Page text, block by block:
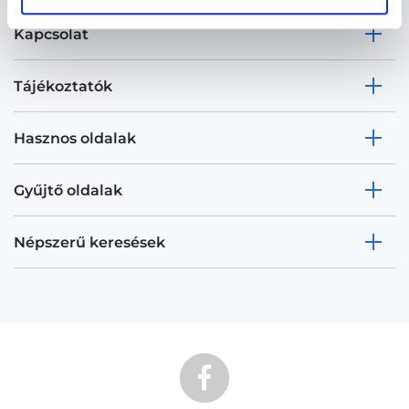
Kapcsolat
Tájékoztatók
Hasznos oldalak
Gyűjtő oldalak
Népszerű keresések